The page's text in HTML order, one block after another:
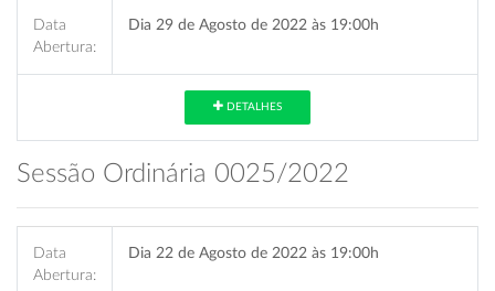
Data
Abertura:
Dia 29 de Agosto de 2022 às 19:00h
DETALHES
Sessão Ordinária 0025/2022
Data
Abertura:
Dia 22 de Agosto de 2022 às 19:00h